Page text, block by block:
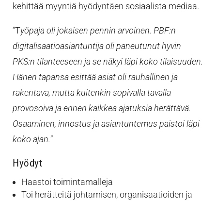
kehittää myyntiä hyödyntäen sosiaalista mediaa.
”Työpaja oli jokaisen pennin arvoinen. PBF:n
digitalisaatioasiantuntija oli paneutunut hyvin
PKS:n tilanteeseen ja se näkyi läpi koko tilaisuuden.
Hänen tapansa esittää asiat oli rauhallinen ja
rakentava, mutta kuitenkin sopivalla tavalla
provosoiva ja ennen kaikkea ajatuksia herättävä.
Osaaminen, innostus ja asiantuntemus paistoi läpi
koko ajan.”
Hyödyt
Haastoi toimintamalleja
Toi herätteitä johtamisen, organisaatioiden ja